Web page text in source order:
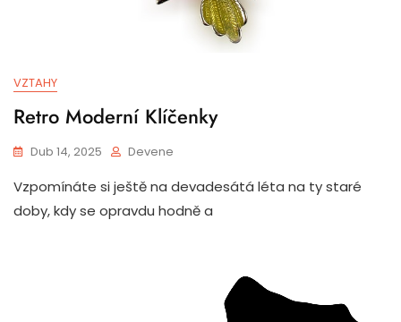
VZTAHY
Retro Moderní Klíčenky
Dub 14, 2025 Devene
Vzpomínáte si ještě na devadesátá léta na ty staré
doby, kdy se opravdu hodně a